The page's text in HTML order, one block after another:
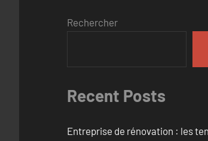
Rechercher
Recent Posts
Entreprise de rénovation : les